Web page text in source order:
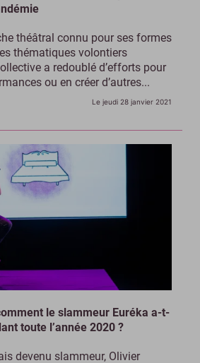
théâtral connu pour ses formes
thématiques volontiers
a redoublé d’efforts pour
ou en créer d’autres...
Le jeudi 28 janvier 2021
le slammeur Euréka a-t-
toute l’année 2020 ?
devenu slammeur, Olivier